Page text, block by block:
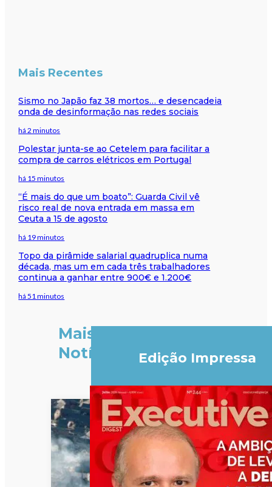
Mais Recentes
Sismo no Japão faz 38 mortos… e desencadeia
onda de desinformação nas redes sociais
há 2 minutos
Polestar junta-se ao Cetelem para facilitar a
compra de carros elétricos em Portugal
há 15 minutos
“É mais do que um boato”: Guarda Civil vê
risco real de nova entrada em massa em
Ceuta a 15 de agosto
há 19 minutos
Topo da pirâmide salarial quadruplica numa
década, mas um em cada três trabalhadores
continua a ganhar entre 900€ e 1.200€
há 51 minutos
Mais
Notícias
Edição Impressa